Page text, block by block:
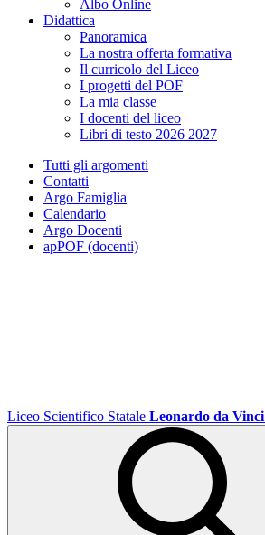
Albo Online
Didattica
Panoramica
La nostra offerta formativa
Il curricolo del Liceo
I progetti del POF
La mia classe
I docenti del liceo
Libri di testo 2026 2027
Tutti gli argomenti
Contatti
Argo Famiglia
Calendario
Argo Docenti
apPOF (docenti)
Liceo Scientifico Statale Leonardo da Vinci